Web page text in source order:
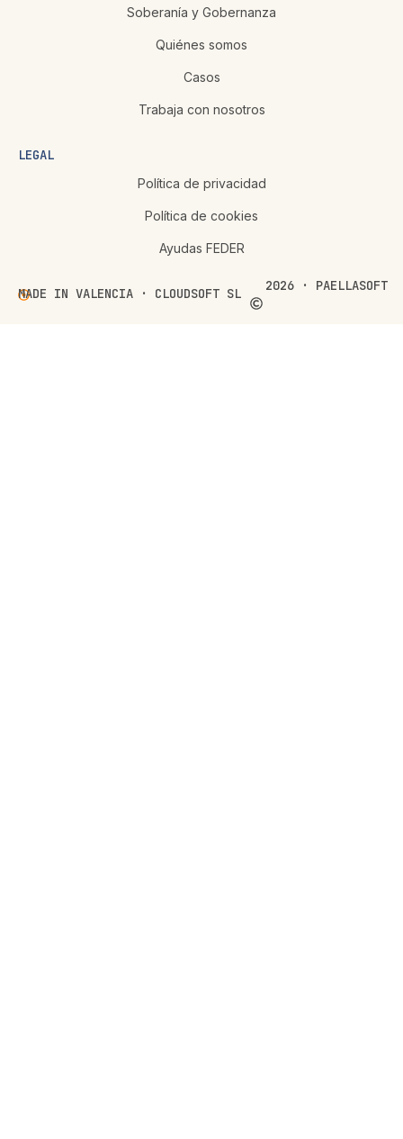
Soberanía y Gobernanza
Quiénes somos
Casos
Trabaja con nosotros
LEGAL
Política de privacidad
Política de cookies
Ayudas FEDER
MADE IN VALENCIA · CLOUDSOFT SL 2026 · PAELLASOFT